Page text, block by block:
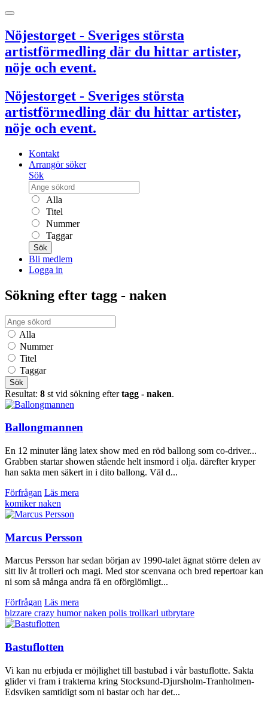
Nöjestorget - Sveriges största
artistförmedling där du hittar artister,
nöje och event.
Nöjestorget - Sveriges största
artistförmedling där du hittar artister,
nöje och event.
Kontakt
Arrangör söker
Sök
Alla
Titel
Nummer
Taggar
Sök
Bli medlem
Logga in
Sökning efter tagg - naken
Alla
Nummer
Titel
Taggar
Sök
Resultat: 8 st vid sökning eftertagg - naken.
Ballongmannen
En 12 minuter lång latex show med en röd ballong som co-driver...
Grabben startar showen stående helt insmord i olja. därefter kryper
han sakta men säkert in i dito ballong. Väl d...
Förfrågan Läs mera
komikernaken
Marcus Persson
Marcus Persson har sedan början av 1990-talet ägnat större delen av
sitt liv åt trolleri och magi. Med stor scenvana och bred repertoar kan
ni som så många andra få en oförglömligt...
Förfrågan Läs mera
bizzare crazy humornaken polis trollkarl utbrytare
Bastuflotten
Vi kan nu erbjuda er möjlighet till bastubad i vår bastuflotte. Sakta
glider vi fram i trakterna kring Stocksund-Djursholm-Tranholmen-
Edsviken samtidigt som ni bastar och har det...